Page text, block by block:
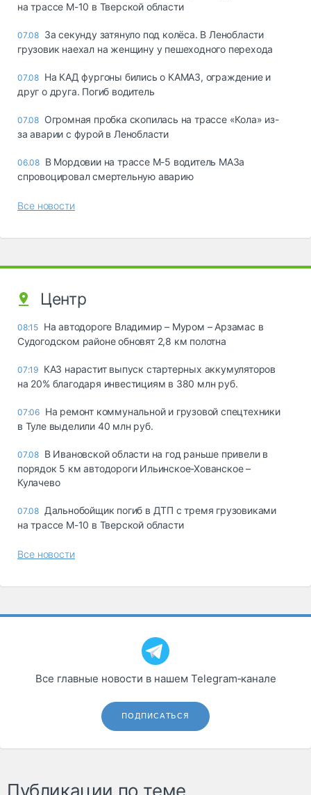
на трассе М-10 в Тверской области
07.08 За секунду затянуло под колёса. В Ленобласти
грузовик наехал на женщину у пешеходного перехода
07.08 На КАД фургоны бились о КАМАЗ, ограждение и
друг о друга. Погиб водитель
07.08 Огромная пробка скопилась на трассе «Кола» из-
за аварии с фурой в Ленобласти
06.08 В Мордовии на трассе М-5 водитель МАЗа
спровоцировал смертельную аварию
Все новости
Центр
08:15 На автодороге Владимир – Муром – Арзамас в
Судогодском районе обновят 2,8 км полотна
07:19 КАЗ нарастит выпуск стартерных аккумуляторов
на 20% благодаря инвестициям в 380 млн руб.
07:06 На ремонт коммунальной и грузовой спецтехники
в Туле выделили 40 млн руб.
07.08 В Ивановской области на год раньше привели в
порядок 5 км автодороги Ильинское-Хованское –
Кулачево
07.08 Дальнобойщик погиб в ДТП с тремя грузовиками
на трассе М-10 в Тверской области
Все новости
Все главные новости в нашем Telegram‑канале
ПОДПИСАТЬСЯ
Публикации по теме